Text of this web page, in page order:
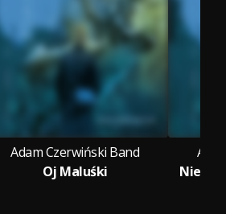
Adam Czerwiński Band
Oj Maluśki
Nie